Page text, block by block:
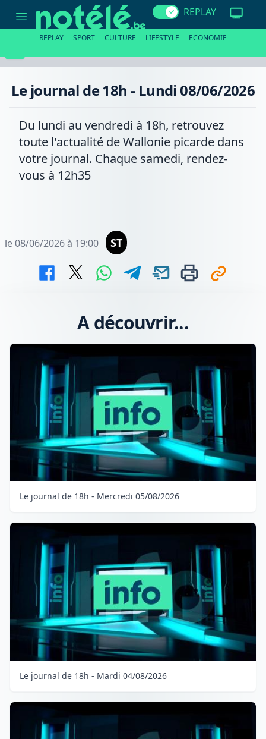
journal
08/06/2026
REPLAY
REPLAY SPORT CULTURE LIFESTYLE ECONOMIE
Le journal de 18h - Lundi 08/06/2026
Du lundi au vendredi à 18h, retrouvez
toute l'actualité de Wallonie picarde dans
votre journal. Chaque samedi, rendez-
vous à 12h35
le 08/06/2026 à 19:00 ST
A découvrir...
Le journal de 18h - Mercredi 05/08/2026
Le journal de 18h - Mardi 04/08/2026